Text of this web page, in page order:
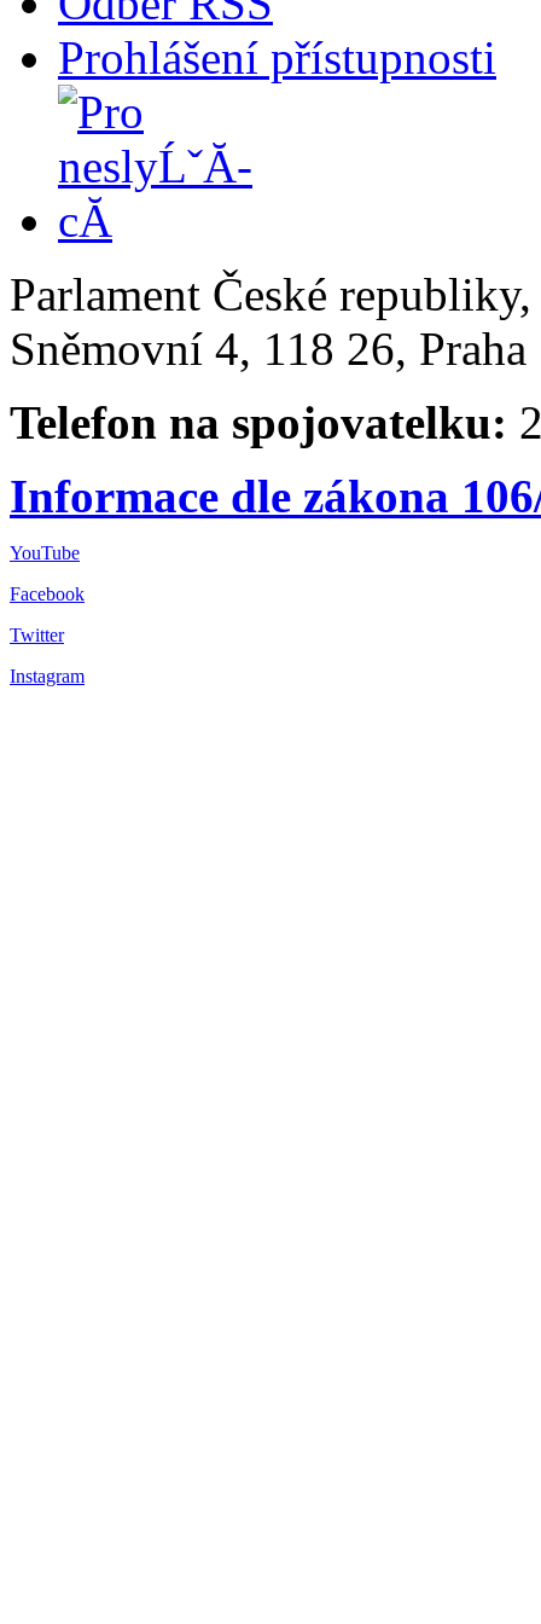
Prohlášení přístupnosti
Parlament České
Sněmovní 4, 118 26,
Telefon na spojovatelku:
Informace dle zákona
YouTube
Facebook
Twitter
Instagram